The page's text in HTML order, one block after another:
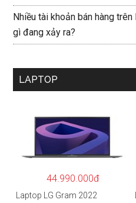
Nhiều tài khoản bán hàng
gì đang xảy ra?
LAPTOP
44.990.000đ
Laptop LG Gram 2022